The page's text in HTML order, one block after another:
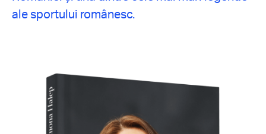
ale sportului românesc.